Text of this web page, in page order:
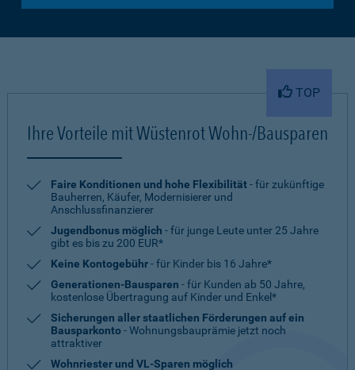
TOP
Ihre Vorteile mit Wüstenrot Wohn-/Bausparen
Faire Konditionen und hohe Flexibilität- für zukünftige
Bauherren, Käufer, Modernisierer und
Anschlussfinanzierer
Jugendbonus möglich - für junge Leute unter 25 Jahre
gibt es bis zu 200 EUR*
Keine Kontogebühr- für Kinder bis 16 Jahre*
Generationen-Bausparen - für Kunden ab 50 Jahre,
kostenlose Übertragung auf Kinder und Enkel*
Sicherungen aller staatlichen Förderungen auf ein
Bausparkonto- Wohnungsbauprämie jetzt noch
attraktiver
Wohnriester und VL-Sparen möglich